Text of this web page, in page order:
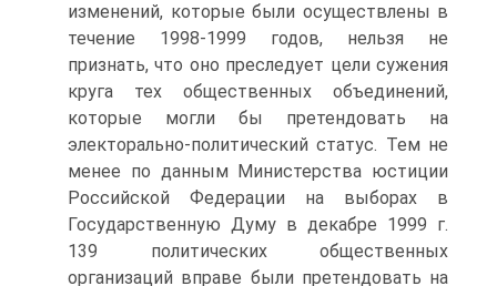
изменений, которые были осуществлены в
течение 1998-1999 годов, нельзя не
признать, что оно преследует цели сужения
круга тех общественных объединений,
которые могли бы претендовать на
электорально-политический статус. Тем не
менее по данным Министерства юстиции
Российской Федерации на выборах в
Государственную Думу в декабре 1999 г.
139 политических общественных
организаций вправе были претендовать на